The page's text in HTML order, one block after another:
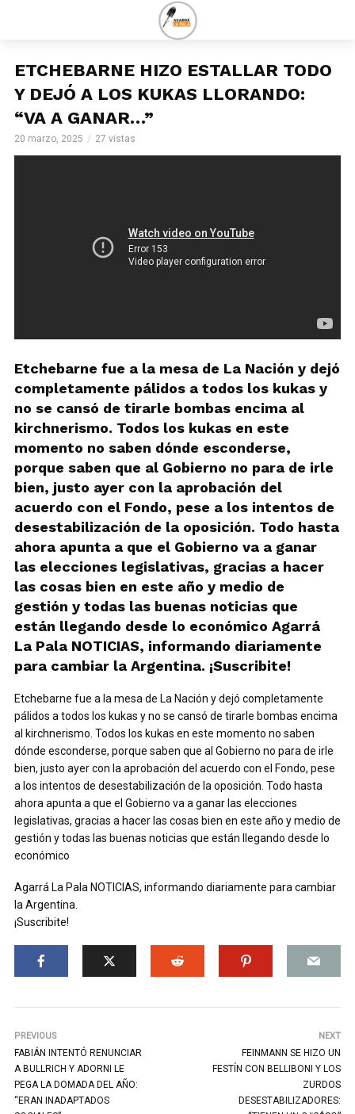
ETCHEBARNE HIZO ESTALLAR TODO
Y DEJÓ A LOS KUKAS LLORANDO:
“VA A GANAR…”
20 marzo, 2025 27 vistas
Etchebarne fue a la mesa de La Nación y dejó
completamente pálidos a todos los kukas y
no se cansó de tirarle bombas encima al
kirchnerismo. Todos los kukas en este
momento no saben dónde esconderse,
porque saben que al Gobierno no para de irle
bien, justo ayer con la aprobación del
acuerdo con el Fondo, pese a los intentos de
desestabilización de la oposición. Todo hasta
ahora apunta a que el Gobierno va a ganar
las elecciones legislativas, gracias a hacer
las cosas bien en este año y medio de
gestión y todas las buenas noticias que
están llegando desde lo económico Agarrá
La Pala NOTICIAS, informando diariamente
para cambiar la Argentina. ¡Suscribite!
Etchebarne fue a la mesa de La Nación y dejó completamente
pálidos a todos los kukas y no se cansó de tirarle bombas encima
al kirchnerismo. Todos los kukas en este momento no saben
dónde esconderse, porque saben que al Gobierno no para de irle
bien, justo ayer con la aprobación del acuerdo con el Fondo, pese
a los intentos de desestabilización de la oposición. Todo hasta
ahora apunta a que el Gobierno va a ganar las elecciones
legislativas, gracias a hacer las cosas bien en este año y medio de
gestión y todas las buenas noticias que están llegando desde lo
económico
Agarrá La Pala NOTICIAS, informando diariamente para cambiar
la Argentina.
¡Suscribite!
PREVIOUS
FABIÁN INTENTÓ RENUNCIAR
A BULLRICH Y ADORNI LE
PEGA LA DOMADA DEL AÑO:
“ERAN INADAPTADOS
NEXT
FEINMANN SE HIZO UN
FESTÍN CON BELLIBONI Y LOS
ZURDOS
DESESTABILIZADORES: